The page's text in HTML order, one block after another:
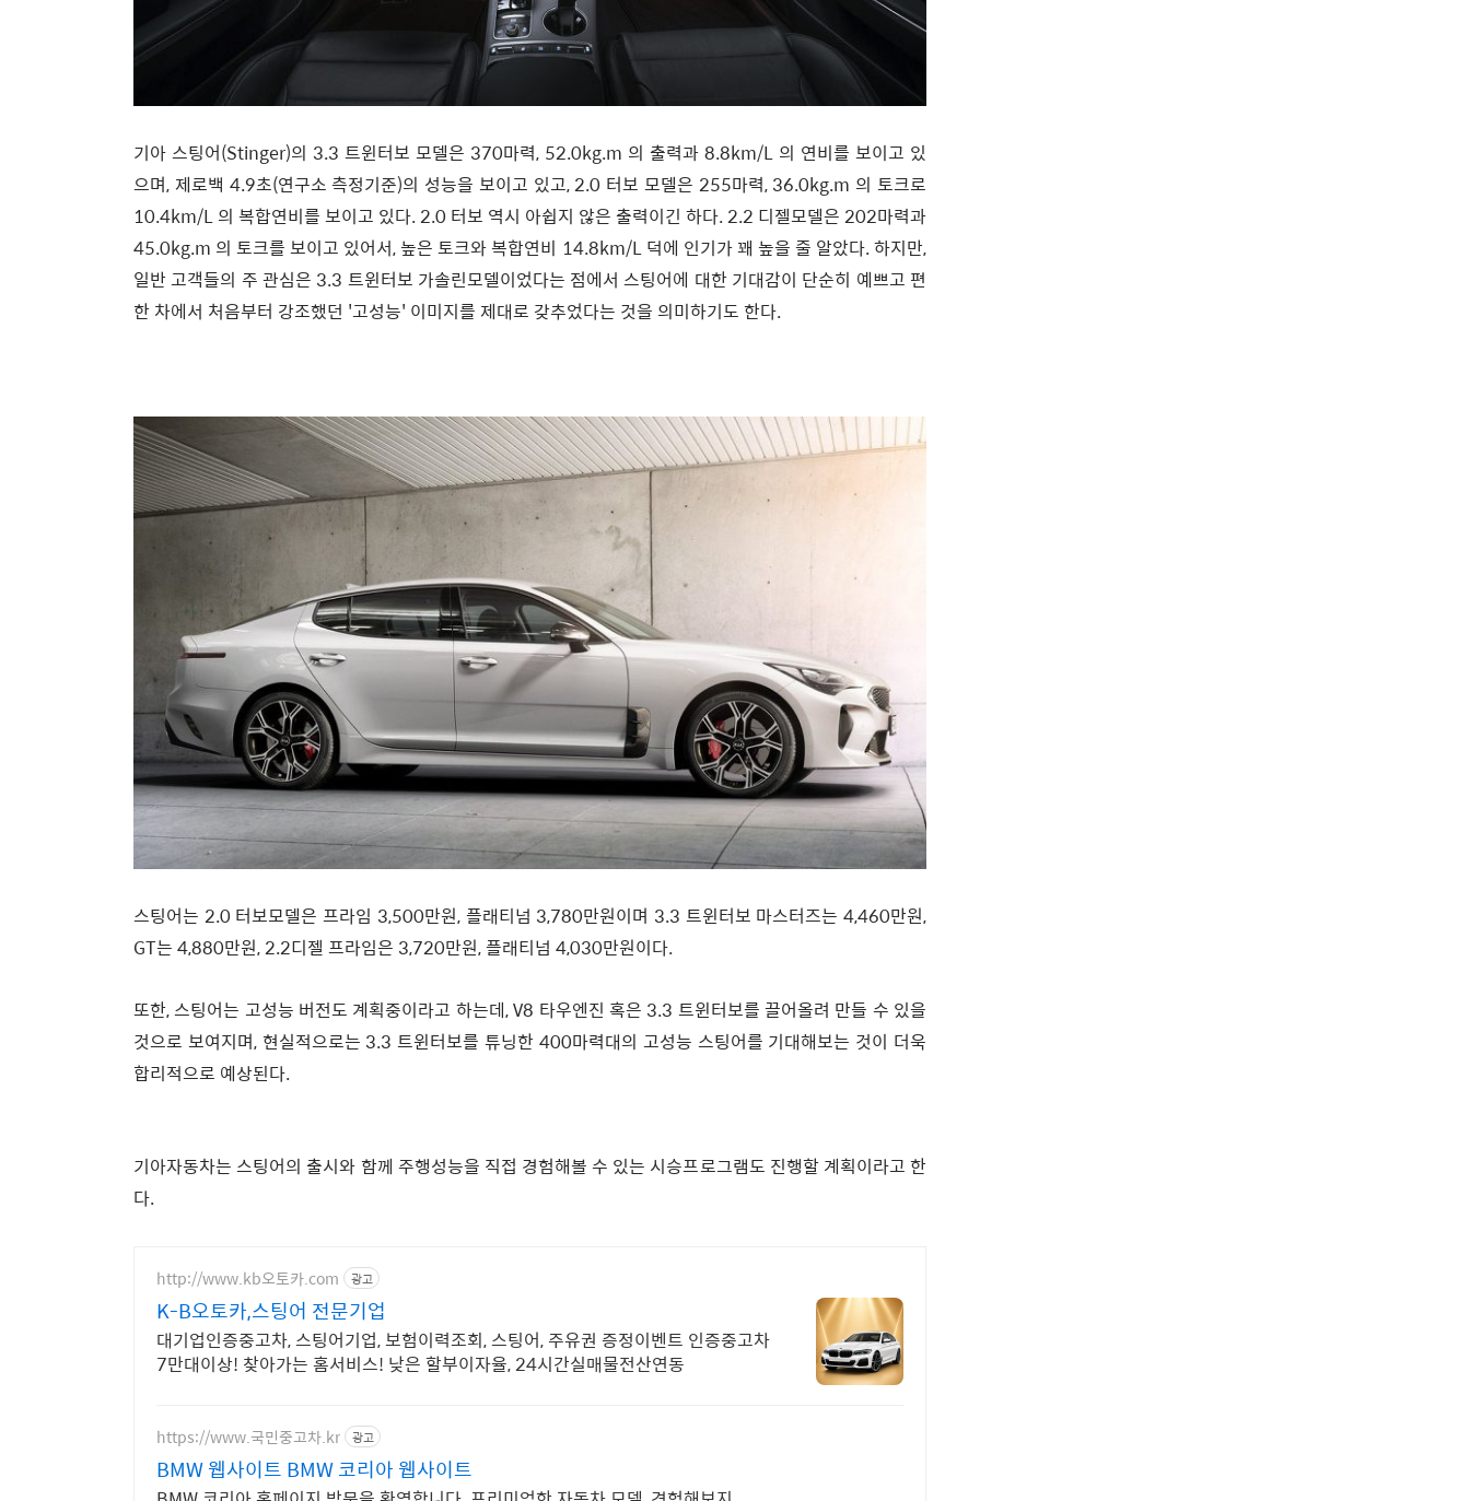
기아 스팅어(Stinger)의 3.3 트윈터보 모델은 370마력, 52.0kg.m 의 출력과 8.8km/L 의 연비를 보이고 있
으며, 제로백 4.9초(연구소 측정기준)의 성능을 보이고 있고, 2.0 터보 모델은 255마력, 36.0kg.m 의 토크로
10.4km/L 의 복합연비를 보이고 있다. 2.0 터보 역시 아쉽지 않은 출력이긴 하다. 2.2 디젤모델은 202마력과
45.0kg.m 의 토크를 보이고 있어서, 높은 토크와 복합연비 14.8km/L 덕에 인기가 꽤 높을 줄 알았다. 하지만,
일반 고객들의 주 관심은 3.3 트윈터보 가솔린모델이었다는 점에서 스팅어에 대한 기대감이 단순히 예쁘고 편
한 차에서 처음부터 강조했던 '고성능' 이미지를 제대로 갖추었다는 것을 의미하기도 한다.
스팅어는 2.0 터보모델은 프라임 3,500만원, 플래티넘 3,780만원이며 3.3 트윈터보 마스터즈는 4,460만원,
GT는 4,880만원, 2.2디젤 프라임은 3,720만원, 플래티넘 4,030만원이다.
또한, 스팅어는 고성능 버전도 계획중이라고 하는데, V8 타우엔진 혹은 3.3 트윈터보를 끌어올려 만들 수 있을
것으로 보여지며, 현실적으로는 3.3 트윈터보를 튜닝한 400마력대의 고성능 스팅어를 기대해보는 것이 더욱
합리적으로 예상된다.
기아자동차는 스팅어의 출시와 함께 주행성능을 직접 경험해볼 수 있는 시승프로그램도 진행할 계획이라고 한
다.
http://www.kb오토카.com 광고
K-B오토카,스팅어 전문기업
대기업인증중고차, 스팅어기업, 보험이력조회, 스팅어, 주유권 증정이벤트 인증중고차
7만대이상! 찾아가는 홈서비스! 낮은 할부이자율, 24시간실매물전산연동
https://www.국민중고차.kr 광고
BMW 웹사이트 BMW 코리아 웹사이트